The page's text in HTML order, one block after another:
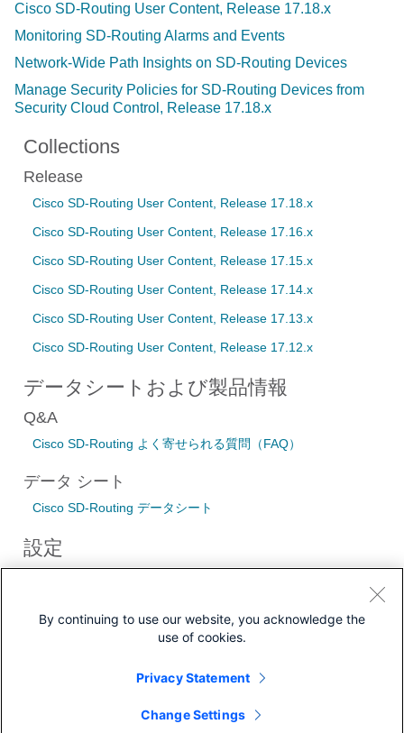
Cisco SD-Routing User Content, Release 17.18.x
Monitoring SD-Routing Alarms and Events
Network-Wide Path Insights on SD-Routing Devices
Manage Security Policies for SD-Routing Devices from
Security Cloud Control, Release 17.18.x
Collections
Release
Cisco SD-Routing User Content, Release 17.18.x
Cisco SD-Routing User Content, Release 17.16.x
Cisco SD-Routing User Content, Release 17.15.x
Cisco SD-Routing User Content, Release 17.14.x
Cisco SD-Routing User Content, Release 17.13.x
Cisco SD-Routing User Content, Release 17.12.x
データシートおよび製品情報
Q&A
Cisco SD-Routing よく寄せられる質問（FAQ）
データ シート
Cisco SD-Routing データシート
設定
By continuing to use our website, you acknowledge the
use of cookies.
Privacy Statement
Change Settings